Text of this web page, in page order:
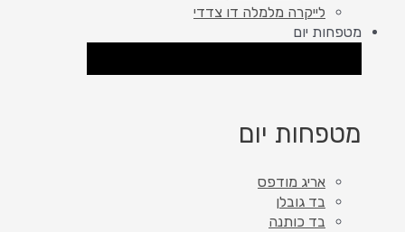
לייקרה מלמלה דו צדדי
מטפחות יום
מטפחות יום
אריג מודפס
בד גובלן
בד כותנה